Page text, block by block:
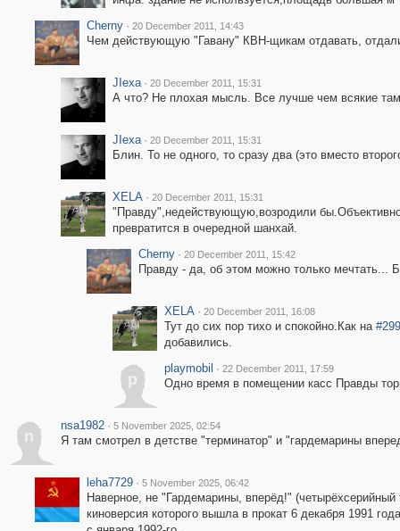
Cherny · 20 December 2011, 14:43
Чем действующую "Гавану" КВН-щикам отдавать,
JIexa · 20 December 2011, 15:31
А что? Не плохая мысль. Все лучше чем всякие
JIexa · 20 December 2011, 15:31
Блин. То не одного, то сразу два (это вместо
XELA · 20 December 2011, 15:31
"Правду",недействующую,возродили
превратится в очередной шанхай.
Cherny · 20 December 2011, 15:42
Правду - да, об этом можно только мечтать...
XELA · 20 December 2011, 16:08
Тут до сих пор тихо и спокойно.Как на
добавились.
p
playmobil · 22 December 2011, 17:59
Одно время в помещении касс Правды
n
nsa1982 · 5 November 2025, 02:54
Я там смотрел в детстве "терминатор" и "гардемарины
leha7729 · 5 November 2025, 06:42
Наверное, не "Гардемарины, вперёд!"
киноверсия которого вышла в прокат 6 декабря 1991